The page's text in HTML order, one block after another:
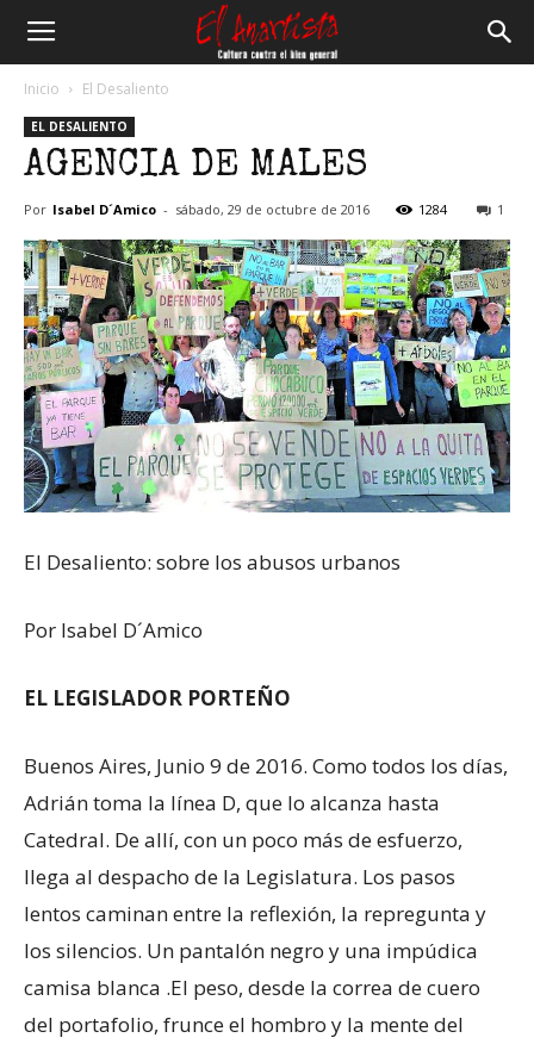
Anartista
Inicio El Desaliento
EL DESALIENTO
AGENCIA DE MALES
Por Isabel D´Amico - sábado, 29 de octubre de 2016 1284 1
El Desaliento: sobre los abusos urbanos
Por Isabel D´Amico
EL LEGISLADOR PORTEÑO
Buenos Aires, Junio 9 de 2016. Como todos los días,
Adrián toma la línea D, que lo alcanza hasta
Catedral. De allí, con un poco más de esfuerzo,
llega al despacho de la Legislatura. Los pasos
lentos caminan entre la reflexión, la repregunta y
los silencios. Un pantalón negro y una impúdica
camisa blanca .El peso, desde la correa de cuero
del portafolio, frunce el hombro y la mente del